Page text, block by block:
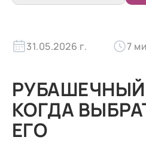
31.05.2026 г. 7
КОГДА
ЕГО